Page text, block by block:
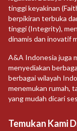
tinggi keyakinan
berpikiran terbuka
tinggi (Integrity),
dinamis dan inovatif
A&A Indonesia juga
menyediakan
berbagai wilayah
menemukan rumah,
yang mudah dicari
Temukan Kami